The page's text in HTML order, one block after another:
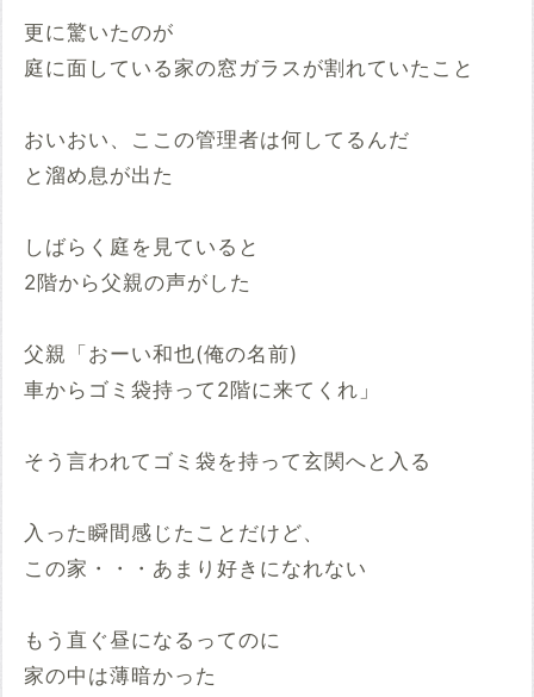
更に驚いたのが
庭に面している家の窓ガラスが割れていたこと
おいおい、ここの管理者は何してるんだ
と溜め息が出た
しばらく庭を見ていると
2階から父親の声がした
父親「おーい和也(俺の名前)
車からゴミ袋持って2階に来てくれ」
そう言われてゴミ袋を持って玄関へと入る
入った瞬間感じたことだけど、
この家・・・あまり好きになれない
もう直ぐ昼になるってのに
家の中は薄暗かった